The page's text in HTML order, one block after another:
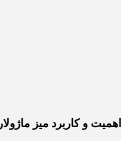
اهمیت و کاربرد میز ماژولار ID100-170